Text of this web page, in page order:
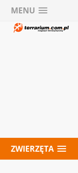
MENU
ZWIERZĘTA